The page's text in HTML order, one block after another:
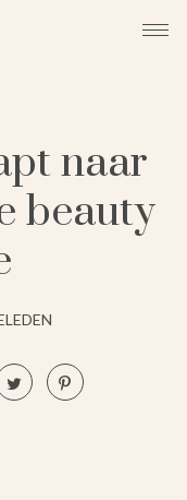
naar
beauty